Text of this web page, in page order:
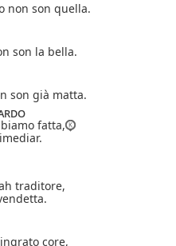
non son quella.
son la bella.
son già matta.
fatta,
traditore,
core,